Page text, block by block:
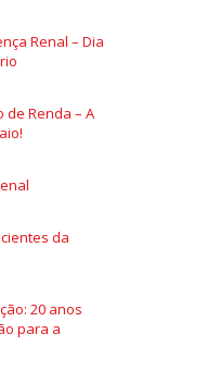
Renal – Dia
de Renda – A
da
20 anos
para a